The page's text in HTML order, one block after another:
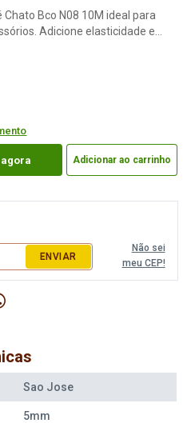
Bco N08 10M ideal para
Adicione elasticidade e
com este elástico de alta
Adicionar ao carrinho
ENVIAR
Não sei
meu CEP!
Sao Jose
5mm